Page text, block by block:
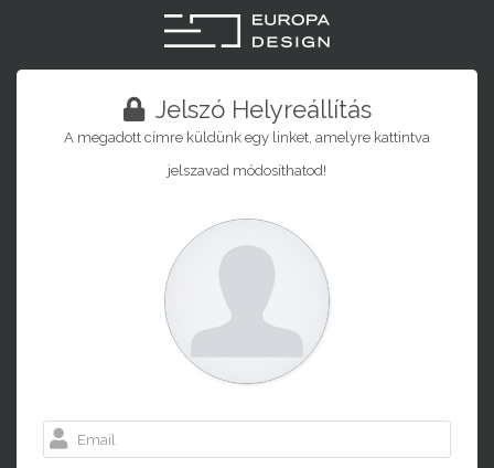
Jelszó Helyreállítás
A megadott címre küldünk egy linket, amelyre kattintva
jelszavad módosíthatod!